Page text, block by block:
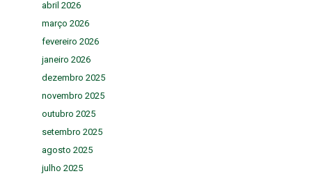
abril 2026
março 2026
fevereiro 2026
janeiro 2026
dezembro 2025
novembro 2025
outubro 2025
setembro 2025
agosto 2025
julho 2025